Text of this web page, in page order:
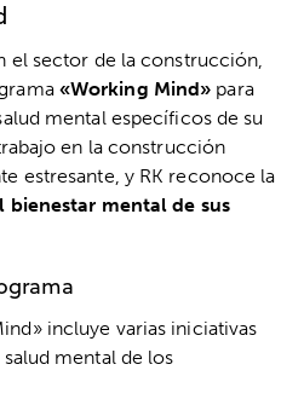
el sector de la construcción,
«Working Mind» para
mental específicos de su
en la construcción
estresante, y RK reconoce la
bienestar mental de sus
incluye varias iniciativas
mental de los